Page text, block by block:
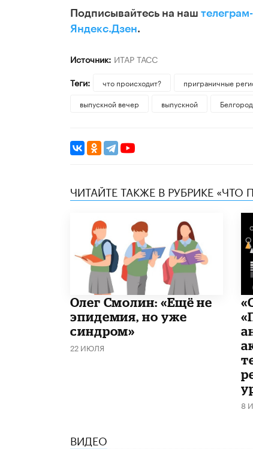
Подписывайтесь на наш
Яндекс.Дзен.
Источник: ИТАР ТАСС
Теги:
что происходит? приграничные
выпускной вечер
выпускной
ЧИТАЙТЕ ТАКЖЕ В РУБРИКЕ «ЧТО
​Олег Смолин: «Ещё не
эпидемия, но уже
синдром»
22 ИЮЛЯ
8
ВИДЕО